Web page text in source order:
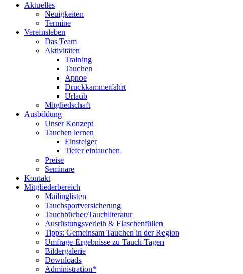
Aktuelles
Neuigkeiten
Termine
Vereinsleben
Das Team
Aktivitäten
Training
Tauchen
Apnoe
Druckkammerfahrt
Urlaub
Mitgliedschaft
Ausbildung
Unser Konzept
Tauchen lernen
Einsteiger
Tiefer eintauchen
Preise
Seminare
Kontakt
Mitgliederbereich
Mailinglisten
Tauchsportversicherung
Tauchbücher/Tauchliteratur
Ausrüstungsverleih & Flaschenfüllen
Tipps: Gemeinsam Tauchen in der Region
Umfrage-Ergebnisse zu Tauch-Tagen
Bildergalerie
Downloads
Administration*